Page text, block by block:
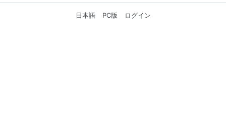
日本語 PC版 ログイン